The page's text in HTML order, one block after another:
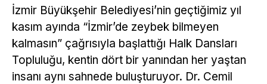
İzmir Büyükşehir Belediyesi’nin geçtiğimiz yıl
kasım ayında “İzmir’de zeybek bilmeyen
kalmasın” çağrısıyla başlattığı Halk Dansları
Topluluğu, kentin dört bir yanından her yaştan
insanı aynı sahnede buluşturuyor. Dr. Cemil